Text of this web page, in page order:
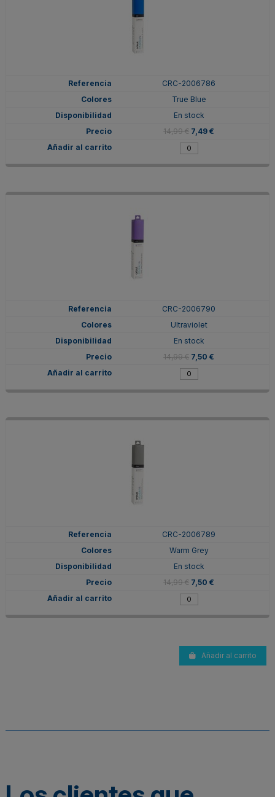
CRC-2006786
True Blue
En stock
14,99 € 7,49 €
CRC-2006790
Ultraviolet
En stock
14,99 € 7,50 €
CRC-2006789
Warm Grey
En stock
14,99 € 7,50 €
Añadir al carrito